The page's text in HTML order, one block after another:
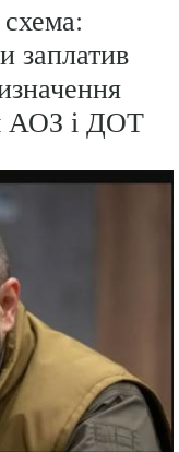
заплатив
АОЗ і ДОТ